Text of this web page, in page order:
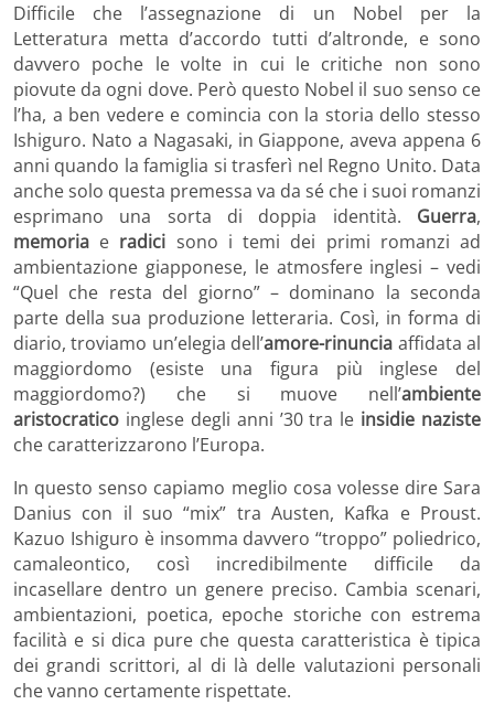
Difficile che l’assegnazione di un Nobel per la
Letteratura metta d’accordo tutti d’altronde, e sono
davvero poche le volte in cui le critiche non sono
piovute da ogni dove. Però questo Nobel il suo senso ce
l’ha, a ben vedere e comincia con la storia dello stesso
Ishiguro. Nato a Nagasaki, in Giappone, aveva appena 6
anni quando la famiglia si trasferì nel Regno Unito. Data
anche solo questa premessa va da sé che i suoi romanzi
esprimano una sorta di doppia identità. Guerra,
memoria e radici sono i temi dei primi romanzi ad
ambientazione giapponese, le atmosfere inglesi – vedi
“Quel che resta del giorno” – dominano la seconda
parte della sua produzione letteraria. Così, in forma di
diario, troviamo un’elegia dell’amore-rinuncia affidata al
maggiordomo (esiste una figura più inglese del
maggiordomo?) che si muove nell’ambiente
aristocratico inglese degli anni ’30 tra le insidie naziste
che caratterizzarono l’Europa.
In questo senso capiamo meglio cosa volesse dire Sara
Danius con il suo “mix” tra Austen, Kafka e Proust.
Kazuo Ishiguro è insomma davvero “troppo” poliedrico,
camaleontico, così incredibilmente difficile da
incasellare dentro un genere preciso. Cambia scenari,
ambientazioni, poetica, epoche storiche con estrema
facilità e si dica pure che questa caratteristica è tipica
dei grandi scrittori, al di là delle valutazioni personali
che vanno certamente rispettate.